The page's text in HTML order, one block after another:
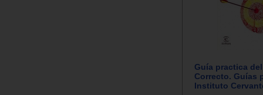
Guía practica
Correcto. Guías
Instituto